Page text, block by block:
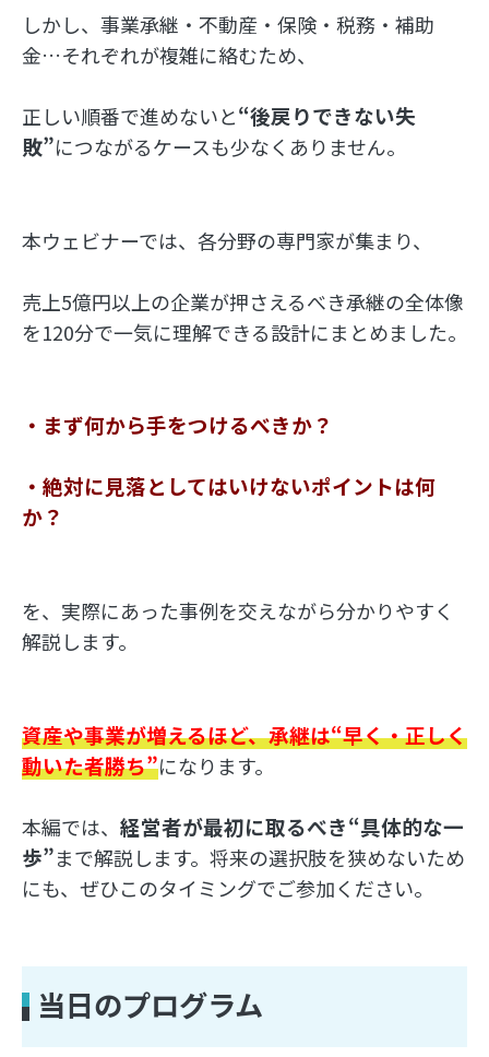
しかし、事業承継・不動産・保険・税務・補助
金…それぞれが複雑に絡むため、
正しい順番で進めないと“後戻りできない失
敗”につながるケースも少なくありません。
本ウェビナーでは、各分野の専門家が集まり、
売上5億円以上の企業が押さえるべき承継の全体像
を120分で一気に理解できる設計にまとめました。
・まず何から手をつけるべきか？
・絶対に見落としてはいけないポイントは何
か？
を、実際にあった事例を交えながら分かりやすく
解説します。
資産や事業が増えるほど、承継は“早く・正しく
動いた者勝ち”になります。
本編では、 経営者が最初に取るべき“具体的な一
歩”まで解説します。将来の選択肢を狭めないため
にも、ぜひこのタイミングでご参加ください。
当日のプログラム